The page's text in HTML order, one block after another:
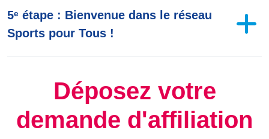
5ᵉ étape : Bienvenue dans le réseau
Sports pour Tous !
Déposez votre
demande d'affiliation